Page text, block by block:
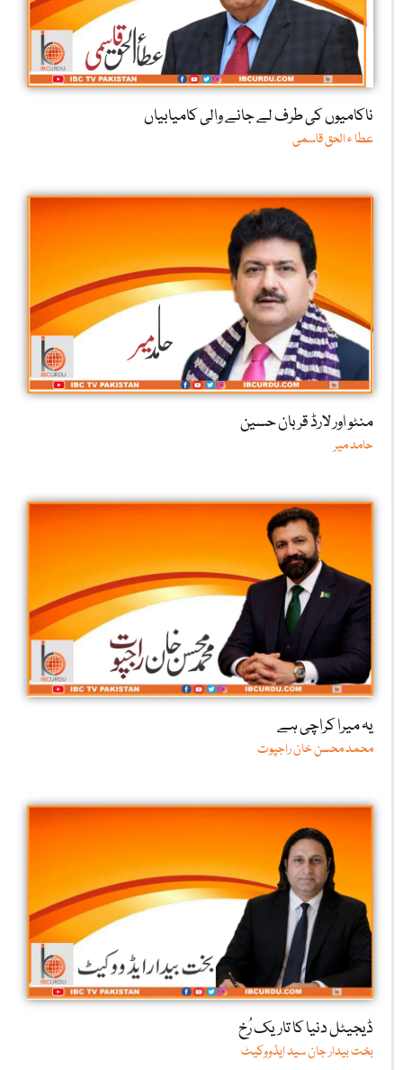
ناکامیوں کی طرف لے جانے والی کامیابیاں
عطا ء الحق قاسمی
منٹو اور لارڈ قربان حسین
حامد میر
یہ میرا کراچی ہے
محمد محسن خان راجپوت
ڈیجیٹل دنیا کا تاریک رُخ
بخت بیدار جان سید ایڈووکیٹ